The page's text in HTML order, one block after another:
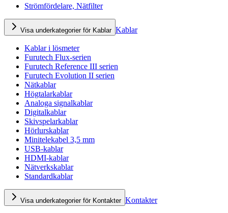
Strömfördelare, Nätfilter
Visa underkategorier för Kablar Kablar
Kablar i lösmeter
Furutech Flux-serien
Furutech Reference III serien
Furutech Evolution II serien
Nätkablar
Högtalarkablar
Analoga signalkablar
Digitalkablar
Skivspelarkablar
Hörlurskablar
Minitelekabel 3,5 mm
USB-kablar
HDMI-kablar
Nätverkskablar
Standardkablar
Visa underkategorier för Kontakter Kontakter